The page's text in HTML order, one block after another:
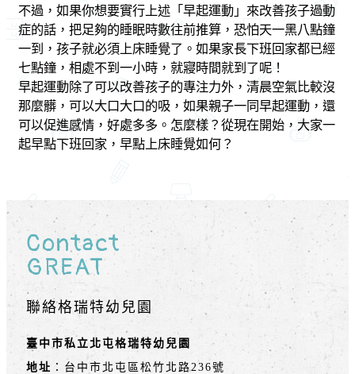
不過，如果你想要實行上述「早起運動」來改善孩子過動
症的話，把足夠的睡眠時數往前推算，恐怕天一黑八點鐘
一到，孩子就必須上床睡覺了。如果家長下班回家都已經
七點鐘，相處不到一小時，就寢時間就到了呢！
早起運動除了可以改善孩子的專注力外，清晨空氣比較沒
那麼髒，可以大口大口的吸，如果親子一同早起運動，還
可以促進感情，好處多多。怎麼樣？從現在開始，大家一
起早點下班回家，早點上床睡覺如何？
Contact
GREAT
聯絡格瑞特幼兒園
臺中市私立北屯格瑞特幼兒園
地址 ：台中市北屯區松竹北路236號